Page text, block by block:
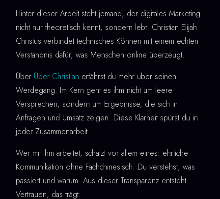
Hinter dieser Arbeit steht jemand, der digitales Marketing
nicht nur theoretisch kennt, sondern lebt. Christian Elijah
Christus verbindet technisches Können mit einem echten
Verständnis dafür, was Menschen online überzeugt.
Über Über Christian erfährst du mehr über seinen
Werdegang. Im Kern geht es ihm nicht um leere
Versprechen, sondern um Ergebnisse, die sich in
Anfragen und Umsatz zeigen. Diese Klarheit spürst du in
jeder Zusammenarbeit.
Wer mit ihm arbeitet, schätzt vor allem eines: ehrliche
Kommunikation ohne Fachchinesisch. Du verstehst, was
passiert und warum. Aus dieser Transparenz entsteht
Vertrauen, das trägt.